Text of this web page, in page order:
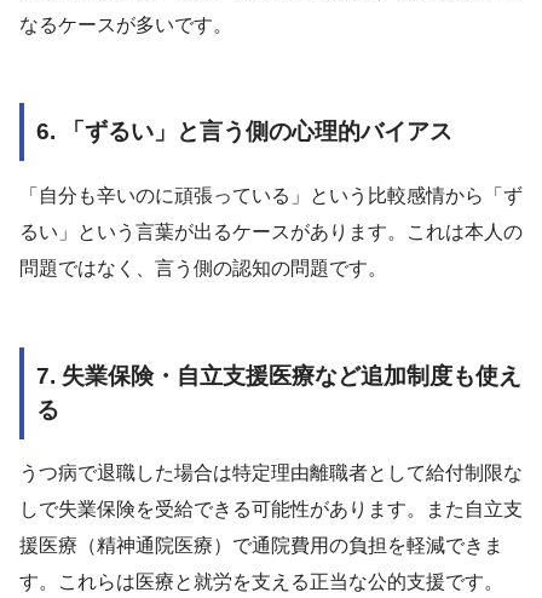
なるケースが多いです。
6. 「ずるい」と言う側の心理的バイアス
「自分も辛いのに頑張っている」という比較感情から「ず
るい」という言葉が出るケースがあります。これは本人の
問題ではなく、言う側の認知の問題です。
7. 失業保険・自立支援医療など追加制度も使え
る
うつ病で退職した場合は特定理由離職者として給付制限な
しで失業保険を受給できる可能性があります。また自立支
援医療（精神通院医療）で通院費用の負担を軽減できま
す。これらは医療と就労を支える正当な公的支援です。